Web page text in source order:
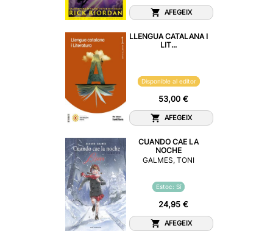
AFEGEIX
LLENGUA CATALANA I
LIT...
Disponible al editor
53,00 €
AFEGEIX
CUANDO CAE LA
NOCHE
GALMES, TONI
Estoc: Sí
24,95 €
AFEGEIX